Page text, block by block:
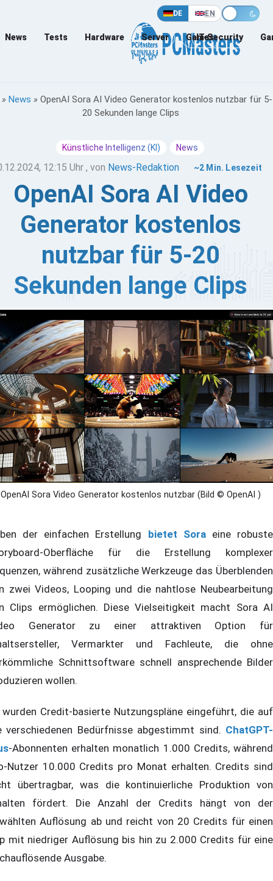
DE EN
News Tests Hardware Server Games
IT-Security
» News » OpenAI Sora AI Video Generator kostenlos nutzbar für 5-
20 Sekunden lange Clips
Künstliche Intelligenz (KI) News
12:15 Uhr , von News-Redaktion ~2 Min. Lesezeit
OpenAI Sora AI Video
Generator kostenlos
nutzbar für 5-20
Sekunden lange Clips
hat seinen revolutionären aber auch kontroversen
Video Generator Sora heute offiziell vorgestellt. Die
Plattform zur Erstellung von Videos ist kostenlos
und liefert hochwertige Videoinhalten. Das
Sora Turbo, ermöglicht es den Nutzern, 5- bis
sekündige Clips in verschiedenen Auflösungen und
zu erstellen. Es hat aber einen Haken:
Nutzer müssen sich gedulden.
OpenAI Sora Video Generator kostenlos nutzbar (Bild © OpenAI )
der einfachen Erstellung bietet Soraeine robuste
Oberfläche für die Erstellung komplexer
während zusätzliche Werkzeuge das Überblenden
zwei Videos, Looping und die nahtlose Neubearbeitung
Clips ermöglichen. Diese Vielseitigkeit macht Sora AI
Generator zu einer attraktiven Option für
Vermarkter und Fachleute, die ohne
Schnittsoftware schnell ansprechende Bilder
wollen.
wurden Credit-basierte Nutzungspläne eingeführt, die auf
verschiedenen Bedürfnisse abgestimmt sind. ChatGPT-
-Abonnenten erhalten monatlich 1.000 Credits, während
Nutzer 10.000 Credits pro Monat erhalten. Credits sind
übertragbar, was die kontinuierliche Produktion von
fördert. Die Anzahl der Credits hängt von der
Auflösung ab und reicht von 20 Credits für einen
mit niedriger Auflösung bis hin zu 2.000 Credits für eine
Ausgabe.